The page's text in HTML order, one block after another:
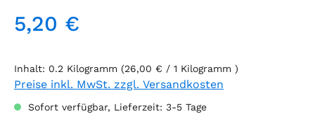
Regulärer Preis:
5,20 €
Inhalt: 0.2 Kilogramm (26,00 € / 1 Kilogramm )
Preise inkl. MwSt. zzgl. Versandkosten
Sofort verfügbar, Lieferzeit: 3-5 Tage